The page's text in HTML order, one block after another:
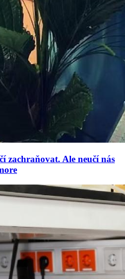
zachraňovat. Ale neučí nás